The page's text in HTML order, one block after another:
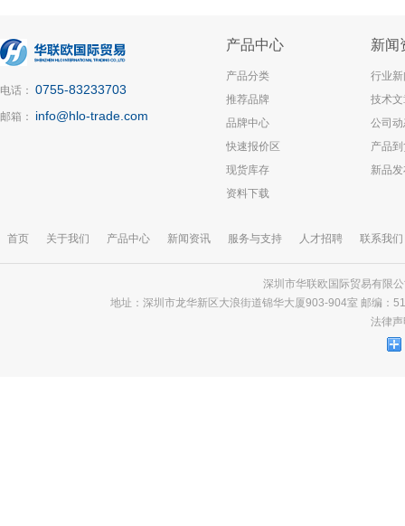
电话： 0755-83233703
邮箱： info@hlo-trade.com
产品中心
产品分类
推荐品牌
品牌中心
快速报价区
现货库存
资料下载
新闻
行业
技术
公司
产品
新品
首页 关于我们 产品中心 新闻资讯 服务与支持 人才招聘 联系我们
深圳市华联欧国际贸易有限
地址：深圳市龙华新区大浪街道锦华大厦903-904室 邮编
法律